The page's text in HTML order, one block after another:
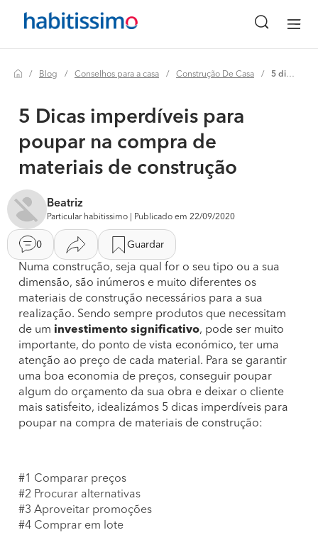
Blog Conselhos para a casa Construção De Casa 5 dicas imperdíveis para poupar na compra de materiais de construção
5 Dicas imperdíveis para
poupar na compra de
materiais de construção
Beatriz
Particular habitissimo | Publicado em 22/09/2020
0 Guardar
Numa construção, seja qual for o seu tipo ou a sua
dimensão, são inúmeros e muito diferentes os
materiais de construção necessários para a sua
realização. Sendo sempre produtos que necessitam
de um investimento significativo, pode ser muito
importante, do ponto de vista económico, ter uma
atenção ao preço de cada material. Para se garantir
uma boa economia de preços, conseguir poupar
algum do orçamento da sua obra e deixar o cliente
mais satisfeito, idealizámos 5 dicas imperdíveis para
poupar na compra de materiais de construção:
#1 Comparar preços
#2 Procurar alternativas
#3 Aproveitar promoções
#4 Comprar em lote